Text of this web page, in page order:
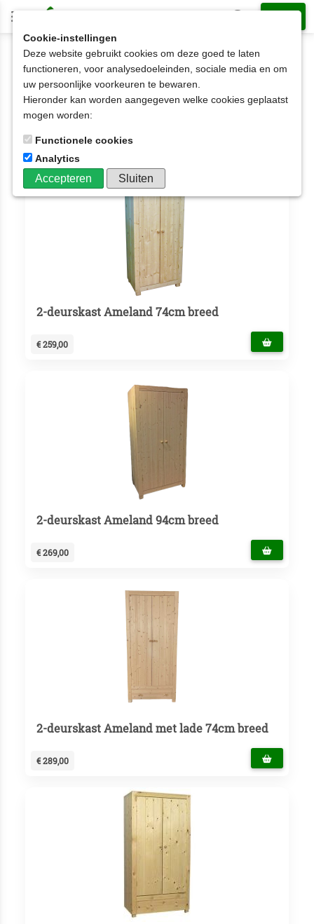
Kasten 2-deurskasten
2-deurskasten
Aantal artikelen: 10
2-deurskast Ameland 74cm breed
€ 259,00
2-deurskast Ameland 94cm breed
€ 269,00
2-deurskast Ameland met lade 74cm breed
€ 289,00
Cookie-instellingen
Deze website gebruikt cookies om deze goed te laten
functioneren, voor analysedoeleinden, sociale media en om
uw persoonlijke voorkeuren te bewaren.
Hieronder kan worden aangegeven welke cookies geplaatst
mogen worden:
Functionele cookies
Analytics
Accepteren Sluiten